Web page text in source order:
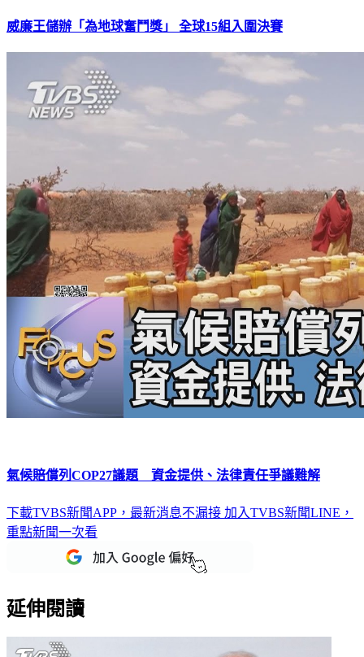
威廉王儲辦「為地球奮鬥獎」 全球15組入圍決賽
氣候賠償列COP27議題 資金提供、法律責任爭議難解
下載TVBS新聞APP，最新消息不漏接 加入TVBS新聞LINE，
重點新聞一次看
延伸閱讀